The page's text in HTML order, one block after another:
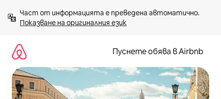
към
съдържанието
Показване на оригиналния език
Пуснете обява в Airbnb